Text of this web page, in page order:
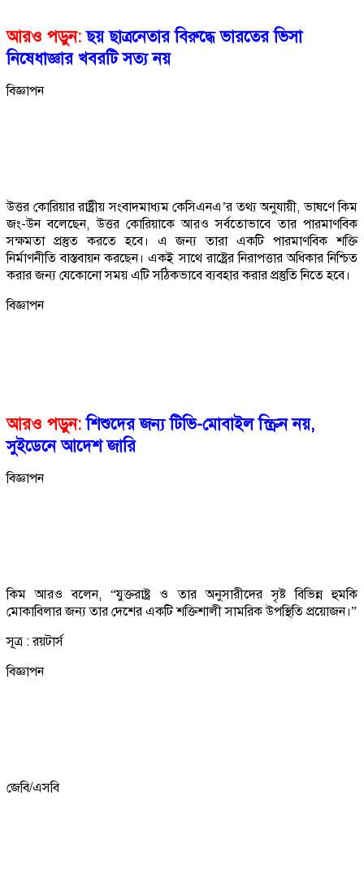
আরও পড়ুন: ছয় ছাত্রনেতার বিরুদ্ধে ভারতের ভিসা
নিষেধাজ্ঞার খবরটি সত্য নয়
বিজ্ঞাপন
উত্তর কোরিয়ার রাষ্ট্রীয় সংবাদমাধ্যম কেসিএনএ’র তথ্য অনুযায়ী, ভাষণে কিম
জং-উন বলেছেন, উত্তর কোরিয়াকে আরও সর্বতোভাবে তার পারমাণবিক
সক্ষমতা প্রস্তুত করতে হবে। এ জন্য তারা একটি পারমাণবিক শক্তি
নির্মাণনীতি বাস্তবায়ন করছেন। একই সাথে রাষ্ট্রের নিরাপত্তার অধিকার নিশ্চিত
করার জন্য যেকোনো সময় এটি সঠিকভাবে ব্যবহার করার প্রস্তুতি নিতে হবে।
বিজ্ঞাপন
আরও পড়ুন: শিশুদের জন্য টিভি-মোবাইল স্ক্রিন নয়,
সুইডেনে আদেশ জারি
বিজ্ঞাপন
কিম আরও বলেন, “যুক্তরাষ্ট্র ও তার অনুসারীদের সৃষ্ট বিভিন্ন হুমকি
মোকাবিলার জন্য তার দেশের একটি শক্তিশালী সামরিক উপস্থিতি প্রয়োজন।”
সূত্র : রয়টার্স
বিজ্ঞাপন
জেবি/এসবি